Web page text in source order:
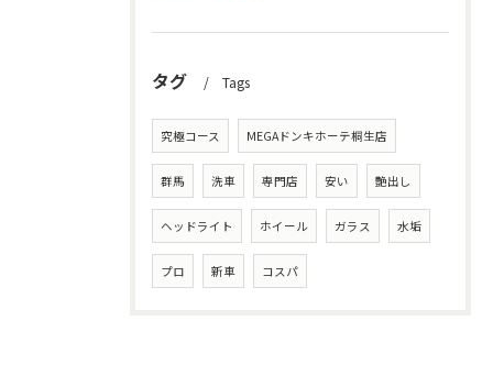
タグ Tags
究極コース MEGAドンキホーテ桐生店
群馬 洗車 専門店 安い 艶出し
ヘッドライト ホイール ガラス 水垢
プロ 新車 コスパ